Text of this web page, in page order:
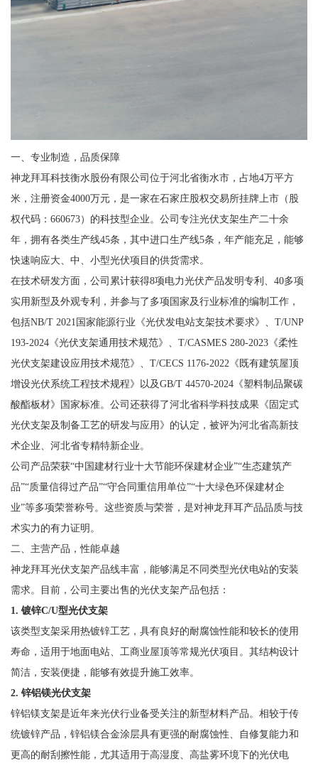
一、专业制造，品质保障
神龙拜耳科技衡水股份有限公司位于河北省衡水市，占地4万平方
米，注册资金4000万元，是一家在石家庄股权交易所挂牌上市（股
权代码：660673）的科技型企业。公司专注光伏支架生产二十余
年，拥有各类生产线45条，其中进口生产线5条，年产能充足，能够
快速响应大、中、小型光伏项目的供货需求。
在技术研发方面，公司累计获得8项电力光伏产品发明专利、40多项
实用新型及外观专利，并参与了多项国家及行业标准的编制工作，
包括NB/T 2021国家能源行业《光伏发电站支架技术要求》、T/UNP
193-2024《光伏支架通用技术规范》、T/CASMES 280-2023《柔性
光伏支架建设应用技术规范》、T/CECS 1176-2022《既有建筑屋顶
增设光伏系统工程技术规程》以及GB/T 44570-2024《塑料制品聚碳
酸酯板材》国家标准。公司还获得了河北省科学科技成果《固定式
光伏支架及制备工艺的研发与应用》的认定，被评为河北省高新技
术企业、河北省专精特新企业。
公司产品荣获“中国建材行业十大节能环保建材企业”“生态建筑产
品”“质量信得过产品”“守合同重信用单位”“十大绿色环保建材企
业”等多项荣誉称号。这些资质与荣誉，是对神龙拜耳产品品质与技
术实力的有力证明。
二、主营产品，性能卓越
神龙拜耳光伏支架产品线丰富，能够满足不同类型光伏电站的安装
需求。目前，公司主要出售的光伏支架产品包括：
1. 镀锌C/U型光伏支架
该类型支架采用热镀锌工艺，具有良好的耐腐蚀性能和较长的使用
寿命，适用于地面电站、工商业屋顶等常规光伏项目。其结构设计
简洁，安装便捷，能够有效提升施工效率。
2. 锌铝镁光伏支架
锌铝镁支架是近年来光伏行业备受关注的新型材料产品。相较于传
统镀锌产品，锌铝镁合金涂层具有更强的耐腐蚀性、自修复能力和
更高的耐刮擦性能，尤其适用于高湿度、高盐雾环境下的光伏电